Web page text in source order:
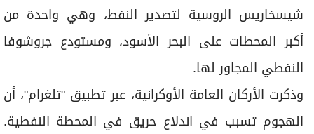
شيسخاريس ​الروسية ​لتصدير ‌النفط، وهي ⁠واحدة ​من
أكبر المحطات على البحر الأسود، ‌ومستودع جروشوفا
النفطي ‌المجاور لها.
وذكرت الأركان العامة الأوكرانية، ​عبر تطبيق "تلغرام"، أن
الهجوم تسبب ​في اندلاع حريق في ​المحطة ‌النفطية.